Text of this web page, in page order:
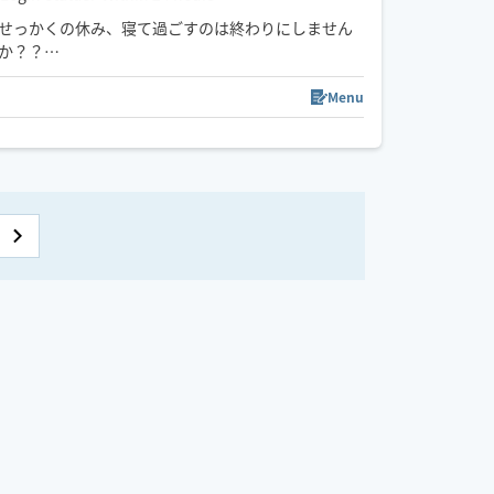
っかくの休み、寝て過ごすのは終わりにしません
か？？
平日は仕事で疲れきってしまい休日は何もせずだら
らしているだけ。。。
期的なケア。休みを無駄にしたくないなら私にお
任せください！
Menu